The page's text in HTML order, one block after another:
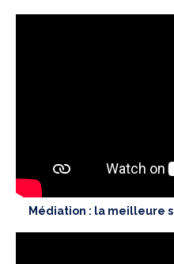
Médiation : la meilleure